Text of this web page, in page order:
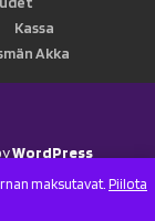
maksutavat. Piilota
Kassa
Akka
WordPress